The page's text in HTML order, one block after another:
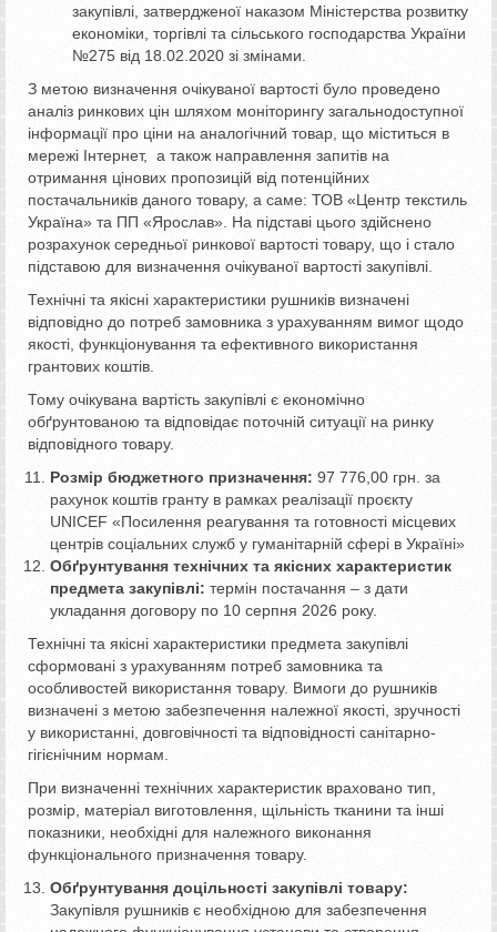
закупівлі, затвердженої наказом Міністерства розвитку
економіки, торгівлі та сільського господарства України
№275 від 18.02.2020 зі змінами.
З метою визначення очікуваної вартості було проведено
аналіз ринкових цін шляхом моніторингу загальнодоступної
інформації про ціни на аналогічний товар, що міститься в
мережі Інтернет, а також направлення запитів на
отримання цінових пропозицій від потенційних
постачальників даного товару, а саме: ТОВ «Центр текстиль
Україна» та ПП «Ярослав». На підставі цього здійснено
розрахунок середньої ринкової вартості товару, що і стало
підставою для визначення очікуваної вартості закупівлі.
Технічні та якісні характеристики рушників визначені
відповідно до потреб замовника з урахуванням вимог щодо
якості, функціонування та ефективного використання
грантових коштів.
Тому очікувана вартість закупівлі є економічно
обґрунтованою та відповідає поточній ситуації на ринку
відповідного товару.
Розмір бюджетного призначення: 97 776,00 грн. за
рахунок коштів гранту в рамках реалізації проєкту
UNICEF «Посилення реагування та готовності місцевих
центрів соціальних служб у гуманітарній сфері в Україні»
Обґрунтування технічних та якісних характеристик
предмета закупівлі: термін постачання – з дати
укладання договору по 10 серпня 2026 року.
Технічні та якісні характеристики предмета закупівлі
сформовані з урахуванням потреб замовника та
особливостей використання товару. Вимоги до рушників
визначені з метою забезпечення належної якості, зручності
у використанні, довговічності та відповідності санітарно-
гігієнічним нормам.
При визначенні технічних характеристик враховано тип,
розмір, матеріал виготовлення, щільність тканини та інші
показники, необхідні для належного виконання
функціонального призначення товару.
Обґрунтування доцільності закупівлі товару:
Закупівля рушників є необхідною для забезпечення